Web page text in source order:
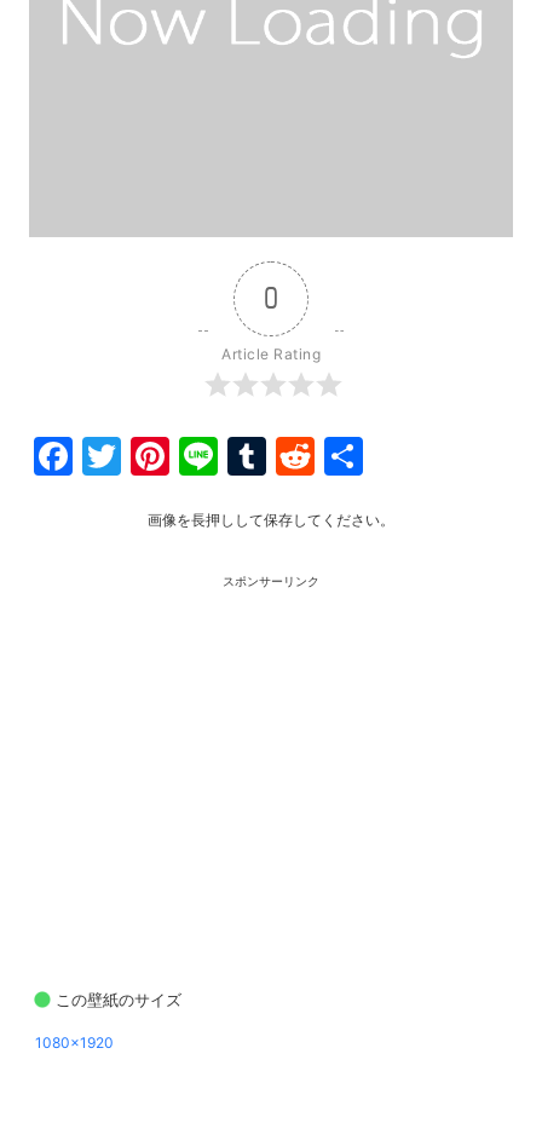
0
Article Rating
Facebook
Twitter
Pinterest
LineTumblr
Reddit
画像を長押しして保存してください。
スポンサーリンク
この壁紙のサイズ
1080x1920